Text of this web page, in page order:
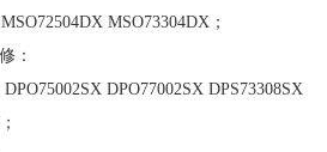
MSO73304DX；
：
DPO77002SX DPS73308SX